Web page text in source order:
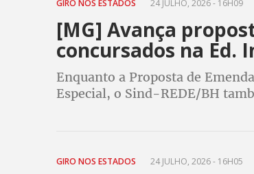
GIRO NOS ESTADOS 24 JULHO, 2026 - 16H09
[MG] Avança
concursados na Ed.
Enquanto a Proposta de
Especial, o Sind-REDE/BH
GIRO NOS ESTADOS 24 JULHO, 2026 - 16H05